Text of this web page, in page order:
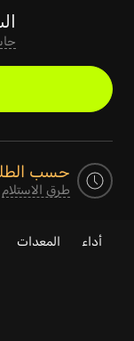
حسب
طرق الاستلام
أداء المعدات